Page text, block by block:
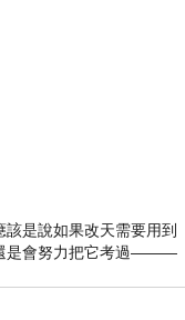
是說如果改天需要用到
是會努力把它考過———